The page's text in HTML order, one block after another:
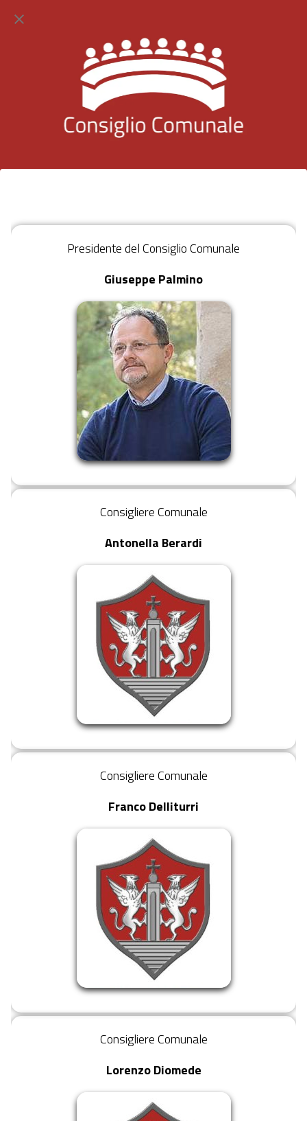
Presidente del Consiglio Comunale
Giuseppe Palmino
Consigliere Comunale
Antonella Berardi
Consigliere Comunale
Franco Delliturri
Consigliere Comunale
Lorenzo Diomede